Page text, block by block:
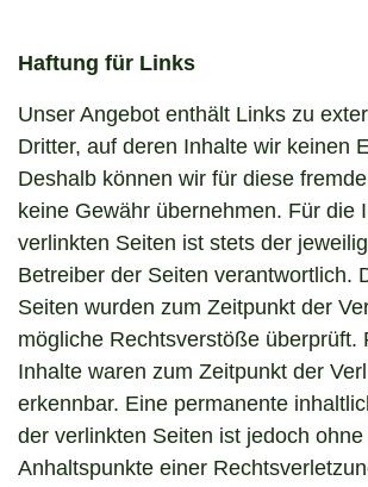
Haftung für Links
Unser Angebot enthält Links zu
Dritter, auf deren Inhalte wir keinen
Deshalb können wir für diese
keine Gewähr übernehmen. Für die
verlinkten Seiten ist stets der
Betreiber der Seiten verantwortlich.
Seiten wurden zum Zeitpunkt der
mögliche Rechtsverstöße überprüft.
Inhalte waren zum Zeitpunkt der
erkennbar. Eine permanente
der verlinkten Seiten ist jedoch
Anhaltspunkte einer